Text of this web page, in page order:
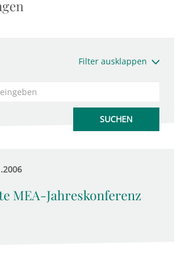
Filter ausklappen
MEA-Jahreskonferenz